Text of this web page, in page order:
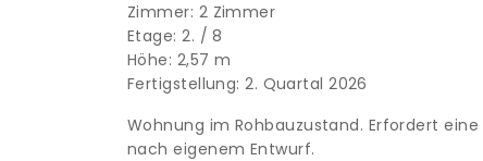
Zimmer: 2 Zimmer
Etage: 2. / 8
Höhe: 2,57 m
Fertigstellung: 2. Quartal 2026
Wohnung im Rohbauzustand. Erfordert
nach eigenem Entwurf.